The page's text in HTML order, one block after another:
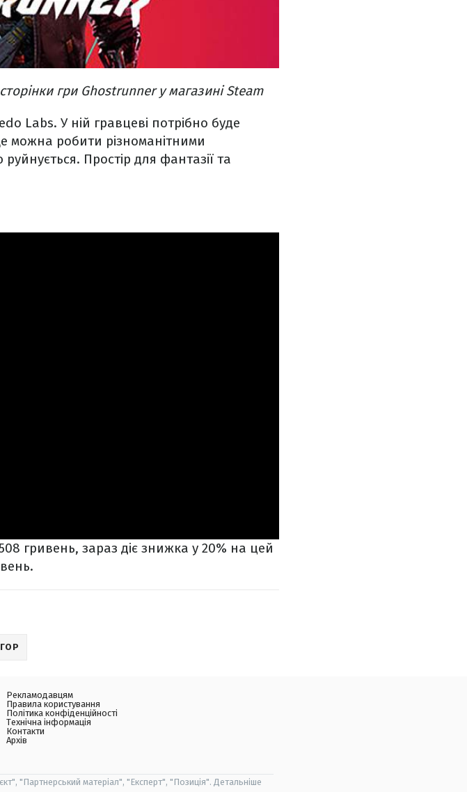
гри Ghostrunner у магазині Steam
Labs. У ній гравцеві потрібно буде
можна робити різноманітними
Простір для фантазії та
гривень, зараз діє знижка у 20% на цей
Рекламодавцям
Правила користування
Політика конфіденційності
Технічна інформація
Контакти
Архів
"Партнерський матеріал", "Експерт", "Позиція". Детальніше